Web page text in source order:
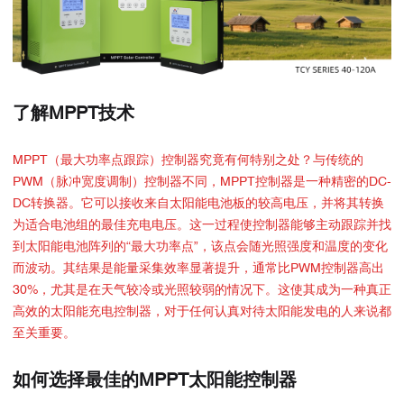
了解MPPT技术
MPPT（最大功率点跟踪）控制器究竟有何特别之处？与传统的
PWM（脉冲宽度调制）控制器不同，MPPT控制器是一种精密的DC-
DC转换器。它可以接收来自太阳能电池板的较高电压，并将其转换
为适合电池组的最佳充电电压。这一过程使控制器能够主动跟踪并找
到太阳能电池阵列的“最大功率点”，该点会随光照强度和温度的变化
而波动。其结果是能量采集效率显著提升，通常比PWM控制器高出
30%，尤其是在天气较冷或光照较弱的情况下。这使其成为一种真正
高效的太阳能充电控制器，对于任何认真对待太阳能发电的人来说都
至关重要。
如何选择最佳的MPPT太阳能控制器